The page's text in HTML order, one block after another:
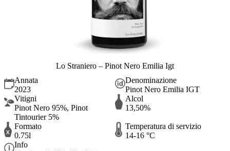
Lo Straniero – Pinot Nero Emilia Igt
Annata
2023
Denominazione
Pinot Nero Emilia IGT
Vitigni
Pinot Nero 95%, Pinot
Tintourier 5%
Alcol
13,50%
Formato
0.75l
Temperatura di servizio
14-16 °C
Info